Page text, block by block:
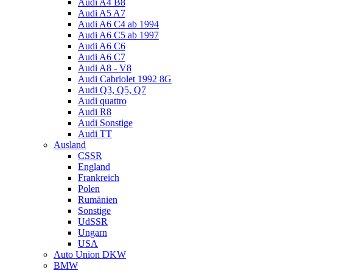
Audi A4 B8
Audi A5 A7
Audi A6 C4 ab 1994
Audi A6 C5 ab 1997
Audi A6 C6
Audi A6 C7
Audi A8 - V8
Audi Cabriolet 1992 8G
Audi Q3, Q5, Q7
Audi quattro
Audi R8
Audi Sonstige
Audi TT
Ausland
CSSR
England
Frankreich
Polen
Rumänien
Sonstige
UdSSR
Ungarn
USA
Auto Union DKW
BMW